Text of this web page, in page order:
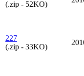
(.zip - 52KO)
227
(.zip - 33KO)